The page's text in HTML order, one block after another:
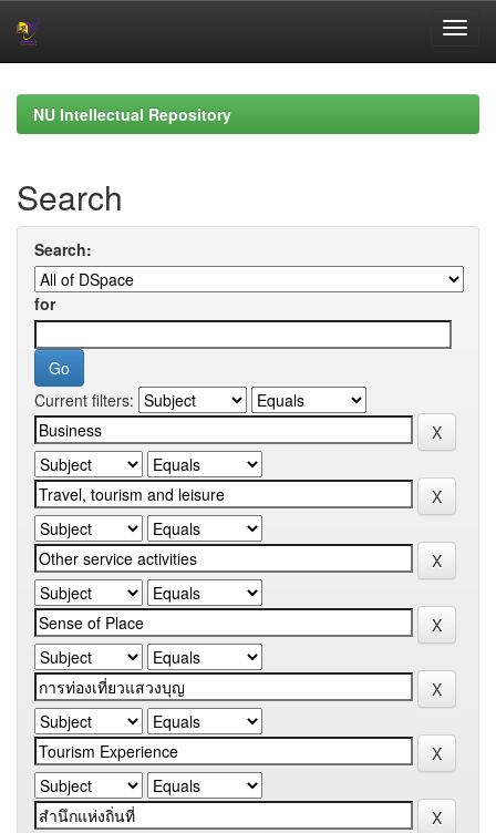
navigationNU Intellectual Repository
Search
Search:
for
Current filters: